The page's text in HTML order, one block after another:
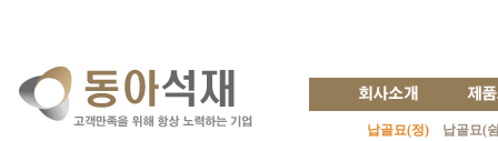
납골묘(정) 납골묘(